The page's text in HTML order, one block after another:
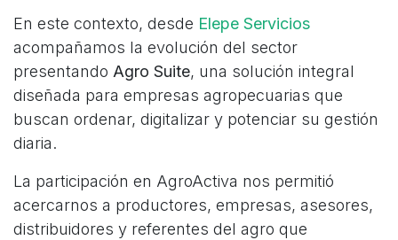
En este contexto, desde Elepe Servicios
acompañamos la evolución del sector
presentando Agro Suite, una solución integral
diseñada para empresas agropecuarias que
buscan ordenar, digitalizar y potenciar su gestión
diaria.
La participación en AgroActiva nos permitió
acercarnos a productores, empresas, asesores,
distribuidores y referentes del agro que